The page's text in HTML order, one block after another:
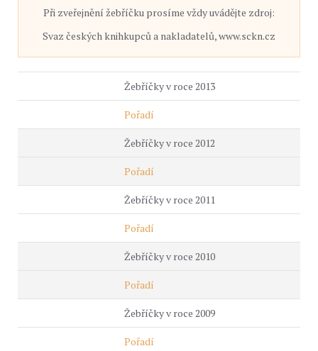
Při zveřejnění žebříčku prosíme vždy uvádějte zdroj:
Svaz českých knihkupců a nakladatelů, www.sckn.cz
Žebříčky v roce 2013
Pořadí
Žebříčky v roce 2012
Pořadí
Žebříčky v roce 2011
Pořadí
Žebříčky v roce 2010
Pořadí
Žebříčky v roce 2009
Pořadí